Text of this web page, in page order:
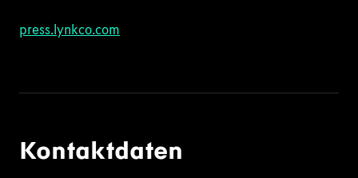
press.lynkco.com
Kontaktdaten